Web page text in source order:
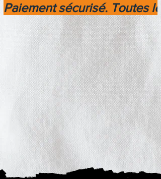
Paiement sécurisé. Toutes